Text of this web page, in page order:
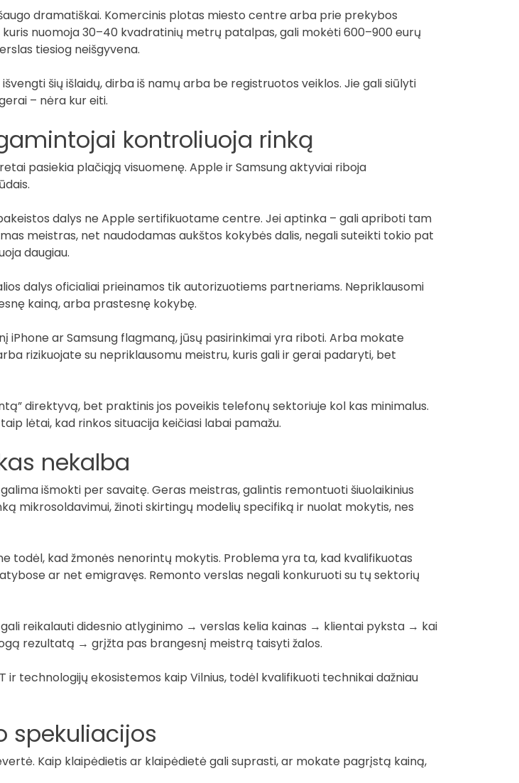
dramatiškai. Komercinis plotas miesto centre arba prie prekybos
nuomoja 30–40 kvadratinių metrų patalpas, gali mokėti 600–900 eurų
tiesiog neišgyvena.
šių išlaidų, dirba iš namų arba be registruotos veiklos. Jie gali siūlyti
– nėra kur eiti.
kontroliuoja rinką
pasiekia plačiąją visuomenę. Apple ir Samsung aktyviai riboja
dalys ne Apple sertifikuotame centre. Jei aptinka – gali apriboti tam
meistras, net naudodamas aukštos kokybės dalis, negali suteikti tokio pat
daugiau.
dalys oficialiai prieinamos tik autorizuotiems partneriams. Nepriklausomi
kainą, arba prastesnę kokybę.
iPhone ar Samsung flagmaną, jūsų pasirinkimai yra riboti. Arba mokate
rizikuojate su nepriklausomu meistru, kuris gali ir gerai padaryti, bet
direktyvą, bet praktinis jos poveikis telefonų sektoriuje kol kas minimalus.
lėtai, kad rinkos situacija keičiasi labai pamažu.
nekalba
išmokti per savaitę. Geras meistras, galintis remontuoti šiuolaikinius
mikrosoldavimui, žinoti skirtingų modelių specifiką ir nuolat mokytis, nes
todėl, kad žmonės nenorintų mokytis. Problema yra ta, kad kvalifikuotas
ar net emigravęs. Remonto verslas negali konkuruoti su tų sektorių
reikalauti didesnio atlyginimo → verslas kelia kainas → klientai pyksta → kai
rezultatą → grįžta pas brangesnį meistrą taisyti žalos.
technologijų ekosistemos kaip Vilnius, todėl kvalifikuoti technikai dažniau
spekuliacijos
Kaip klaipėdietis ar klaipėdietė gali suprasti, ar mokate pagrįstą kainą,